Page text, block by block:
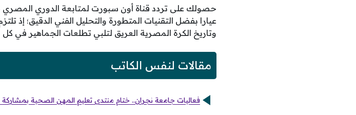
عيارا بفضل التقنيات المتطورة والتحليل الفني الدقيق؛ إذ
وتاريخ الكرة المصرية العريق لتلبي تطلعات الجماهير في
مقالات لنفس الكاتب
فعاليات جامعة نجران.. ختام منتدى تعليم المهن الصحية